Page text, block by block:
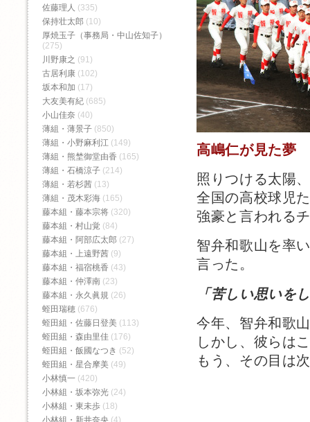
高嶋仁が見た夢
照りつける太陽
全国の高校球児
強豪と言われる
智弁和歌山を率
言った。
「苦しい思いを
今年、智弁和歌
しかし、彼らは
もう、その目は
佐藤理人 (335)
保持壮太郎 (10)
厚焼玉子（事務局・中山佐知子）
(275)
川野康之 (91)
古居利康 (102)
坂本和加 (17)
大友美有紀 (685)
小山佳奈 (40)
薄組・薄景子 (850)
薄組・小野麻利江 (149)
薄組・熊埜御堂由香 (165)
薄組・石橋涼子 (214)
薄組・若杉茜 (13)
薄組・茂木彩海 (165)
藤本組・藤本宗将 (320)
藤本組・村山覚 (84)
藤本組・阿部広太郎 (27)
藤本組・上遠野茜 (9)
藤本組・福宿桃香‬ (43)
藤本組・仲澤南 (23)
藤本組・永久眞規 (26)
蛭田瑞穂 (676)
蛭田組・佐藤日登美 (113)
蛭田組・森由里佳 (176)
蛭田組・飯國なつき (52)
蛭田組・星合摩美 (49)
小林慎一 (420)
小林組・坂本弥光 (24)
小林組・東未歩 (18)
小林組・新井奈央 (4)